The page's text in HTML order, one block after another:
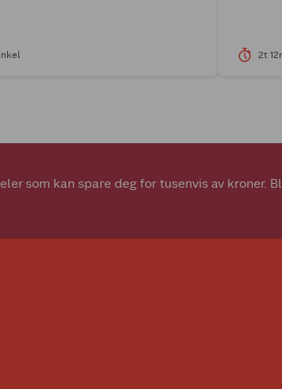
2t
som kan spare deg for tusenvis av kroner.